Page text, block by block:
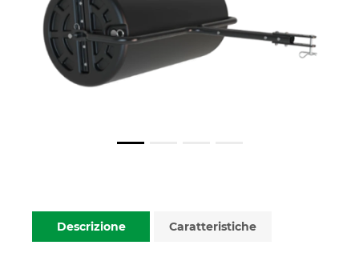
Descrizione Caratteristiche